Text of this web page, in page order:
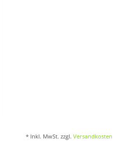
* Inkl. MwSt. zzgl. Versandkosten